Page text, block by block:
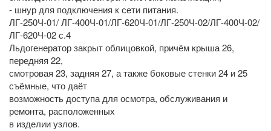
- шнур для подключения к сети питания.
ЛГ-250Ч-01/ ЛГ-400Ч-01/ЛГ-620Ч-01/ЛГ-250Ч-02/ЛГ-400Ч-02/
ЛГ-620Ч-02 с.4
Льдогенератор закрыт облицовкой, причём крыша 26,
передняя 22,
смотровая 23, задняя 27, а также боковые стенки 24 и 25
съёмные, что даёт
возможность доступа для осмотра, обслуживания и
ремонта, расположенных
в изделии узлов.